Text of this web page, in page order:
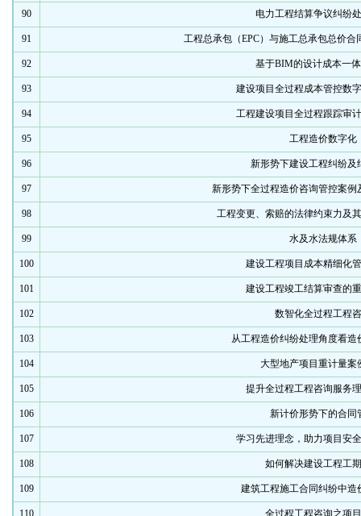
90 电力工程结算争议纠纷
91 工程总承包（EPC）与施工总承包总价合
92 基于BIM的设计成本一
93 建设项目全过程成本管控数
94 工程建设项目全过程跟踪审
95 工程造价数字化
96 新形势下建设工程纠纷及
97 新形势下全过程造价咨询管控案例
98 工程变更、索赔的法律约束力及
99 水及水法规体系
100 建设工程项目成本精细化
101 建设工程竣工结算审查的
102 数智化全过程工程
103 从工程造价纠纷处理角度看造
104 大型地产项目重计量案
105 提升全过程工程咨询服务
106 新计价形势下的合同
107 学习先进理念，助力项目安
108 如何解决建设工程工
109 建筑工程施工合同纠纷中造
110 全过程工程咨询之项